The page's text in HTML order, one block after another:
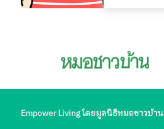
Empower Living โดยมูลนิธิหมอชาวบ้าน